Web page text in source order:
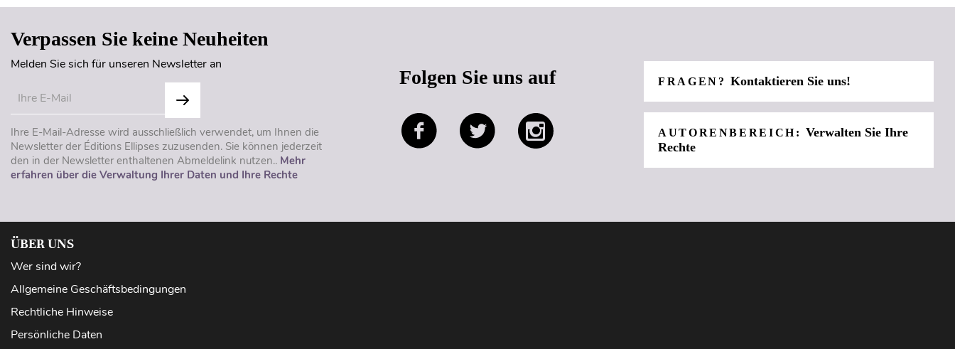
Verpassen Sie keine Neuheiten
Melden Sie sich für unseren Newsletter an
Ihre E-Mail-Adresse wird ausschließlich verwendet, um Ihnen die
Newsletter der Éditions Ellipses zuzusenden. Sie können jederzeit
den in der Newsletter enthaltenen Abmeldelink nutzen.. Mehr
erfahren über die Verwaltung Ihrer Daten und Ihre Rechte
Folgen Sie uns auf FRAGEN?Kontaktieren Sie uns!
AUTORENBEREICH:Verwalten Sie Ihre
Rechte
ÜBER UNS
Wer sind wir?
Allgemeine Geschäftsbedingungen
Rechtliche Hinweise
Persönliche Daten